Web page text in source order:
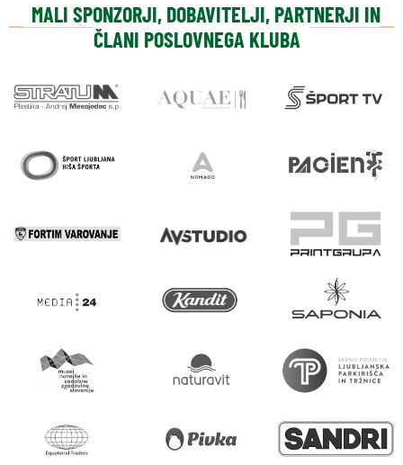
MALI SPONZORJI, DOBAVITELJI, PARTNERJI IN
ČLANI POSLOVNEGA KLUBA